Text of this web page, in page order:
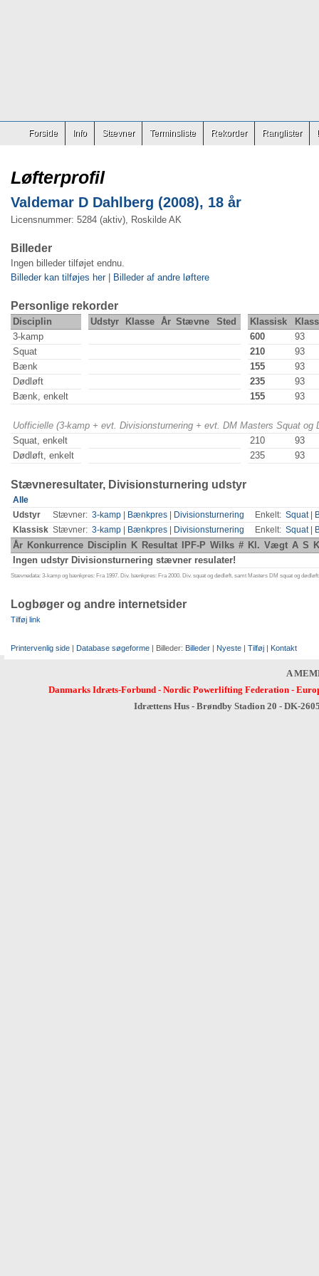
Forside Info Stævner Terminsliste Rekorder Ranglister
Løfterprofil
Valdemar D Dahlberg (2008), 18 år
Licensnummer: 5284 (aktiv), Roskilde AK
Billeder
Ingen billeder tilføjet endnu.
Billeder kan tilføjes her| Billeder af andre løftere
Personlige rekorder
Disciplin Udstyr Klasse År Stævne Sted Klassisk
3-kamp
600
93
Squat
210
93
Bænk
155
93
Dødløft
235
93
Bænk, enkelt
155 93
Uofficielle (3-kamp + evt. Divisionsturnering + evt. DM Masters Squat
Squat, enkelt
210
93
Dødløft, enkelt
235 93
Stævneresultater, Divisionsturnering udstyr
Alle
Udstyr
Stævner: 3-kamp Bænkpres Divisionsturnering Enkelt: Squat|
Klassisk Stævner: 3-kamp Bænkpres Divisionsturnering Enkelt: Squat|
År Konkurrence Disciplin K Resultat IPF-P Wilks # Kl. Vægt A S
Ingen udstyr Divisionsturnering stævner resulater!
Stævnedata: 3-kamp og bænkpres: Fra 1997. Div. bænkpres: Fra 2000. Div. squat og dødløft, samt Masters DM squat og
Logbøger og andre internetsider
Tilføj link
Printervenlig side | Database søgeforme | Billeder: Billeder | Nyeste | Tilføj | Kontakt
A
Danmarks Idræts-Forbund- Nordic Powerlifting Federation-
Idrættens Hus - Brøndby Stadion 20 - DK-